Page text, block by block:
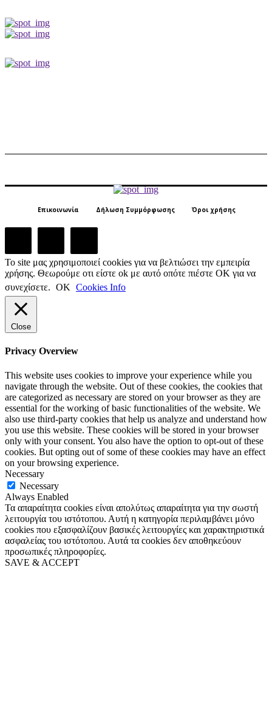
Επικοινωνία Δήλωση Συμμόρφωσης Όροι χρήσης
Το site μας χρησιμοποιεί cookies για να βελτιώσει την εμπειρία
χρήσης. Θεωρούμε οτι είστε ok με αυτό οπότε πιέστε ΟΚ για να
συνεχίσετε. ΟΚ Cookies Info
Close
Privacy Overview
This website uses cookies to improve your experience while you
navigate through the website. Out of these cookies, the cookies that
are categorized as necessary are stored on your browser as they are
essential for the working of basic functionalities of the website. We
also use third-party cookies that help us analyze and understand how
you use this website. These cookies will be stored in your browser
only with your consent. You also have the option to opt-out of these
cookies. But opting out of some of these cookies may have an effect
on your browsing experience.
Necessary
Necessary
Always Enabled
Τα απαραίτητα cookies είναι απολύτως απαραίτητα για την σωστή
λειτουργία του ιστότοπου. Αυτή η κατηγορία περιλαμβάνει μόνο
cookies που εξασφαλίζουν βασικές λειτουργίες και χαρακτηριστικά
ασφαλείας του ιστότοπου. Αυτά τα cookies δεν αποθηκεύουν
προσωπικές πληροφορίες.
SAVE & ACCEPT